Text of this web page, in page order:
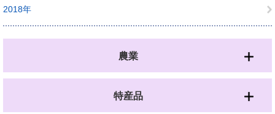
2018年
農業
特産品